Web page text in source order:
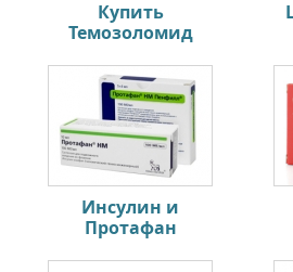
Купить
Темозоломид
Инсулин и
Протафан